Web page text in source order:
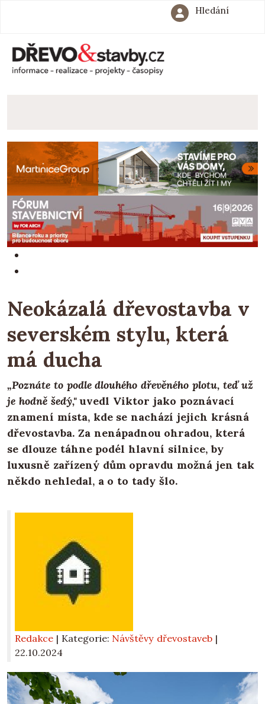
Hledání
Neokázalá dřevostavba v
severském stylu, která
má ducha
„Poznáte to podle dlouhého dřevěného plotu, teď už
je hodně šedý,"uvedl Viktor jako poznávací
znamení místa, kde se nachází jejich krásná
dřevostavba. Za nenápadnou ohradou, která
se dlouze táhne podél hlavní silnice, by
luxusně zařízený dům opravdu možná jen tak
někdo nehledal, a o to tady šlo.
Redakce | Kategorie: Návštěvy dřevostaveb |
22.10.2024